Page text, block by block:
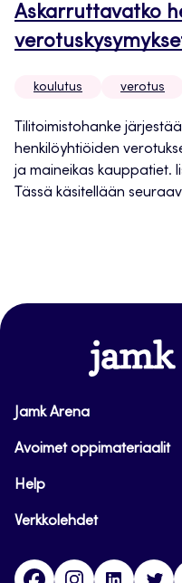
Askarruttavatko
koulutus verotus
Tilitoimistohanke
henkilöyhtiöiden
ja maineikas kauppatiet.
Tässä käsitellään
www.jamk.fi
Jamk Arena
Avoimet oppimateriaalit
Help
Verkkolehdet
FacebookInstagram